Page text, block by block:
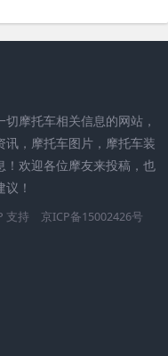
摩托车相关信息的网站，
，摩托车图片，摩托车装
！欢迎各位摩友来投稿，也
！
支持
京ICP备15002426号